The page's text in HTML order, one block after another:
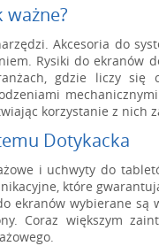
ważne?
Akcesoria do
Rysiki do ekranów
gdzie liczy się
korzystanie z nich
Dotykacka
i uchwyty do
które
ekranów wybierane są
Coraz większym